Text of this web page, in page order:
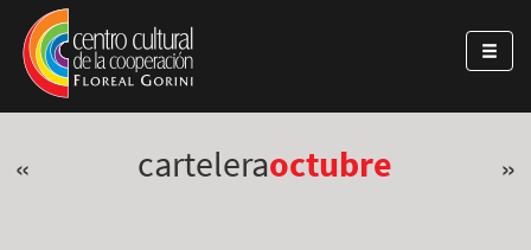
Pasar al contenido principal
Jump to main content
« carteleraoctubre »